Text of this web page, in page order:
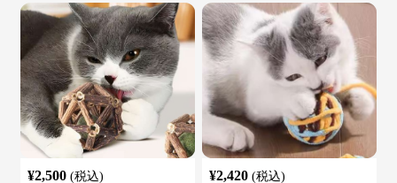
¥2,500 (税込) ¥2,420 (税込)